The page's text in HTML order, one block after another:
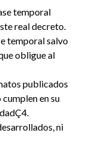
temporal
real decreto.
temporal salvo
obligue al
publicados
en su
ni